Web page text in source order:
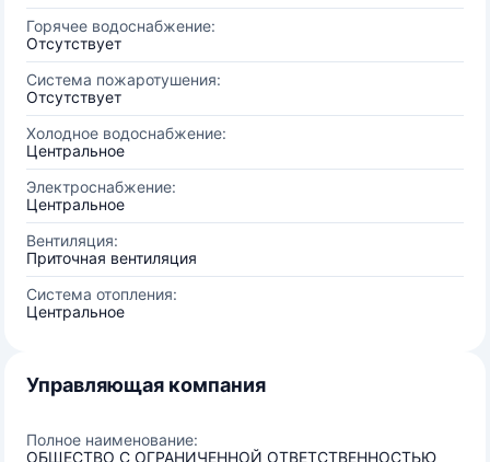
Горячее водоснабжение:
Отсутствует
Система пожаротушения:
Отсутствует
Холодное водоснабжение:
Центральное
Электроснабжение:
Центральное
Вентиляция:
Приточная вентиляция
Система отопления:
Центральное
Управляющая компания
Полное наименование:
ОБЩЕСТВО С ОГРАНИЧЕННОЙ ОТВЕТСТВЕННОСТЬЮ